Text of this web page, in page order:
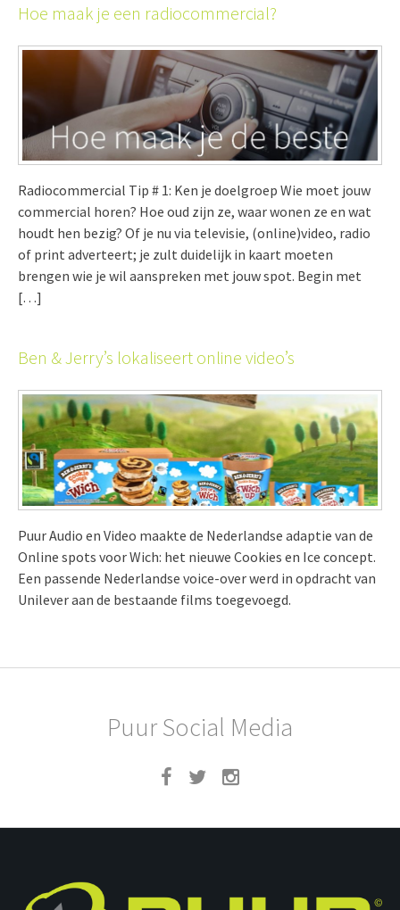
Hoe maak je een radiocommercial?
Radiocommercial Tip # 1: Ken je doelgroep Wie moet jouw
commercial horen? Hoe oud zijn ze, waar wonen ze en wat
houdt hen bezig? Of je nu via televisie, (online)video, radio
of print adverteert; je zult duidelijk in kaart moeten
brengen wie je wil aanspreken met jouw spot. Begin met
[…]
Ben & Jerry’s lokaliseert online video’s
Puur Audio en Video maakte de Nederlandse adaptie van de
Online spots voor Wich: het nieuwe Cookies en Ice concept.
Een passende Nederlandse voice-over werd in opdracht van
Unilever aan de bestaande films toegevoegd.
Puur Social Media